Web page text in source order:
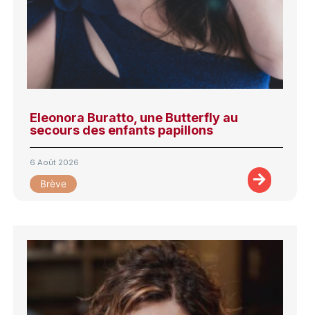
Eleonora Buratto, une Butterfly au
secours des enfants papillons
6 Août 2026
Brève